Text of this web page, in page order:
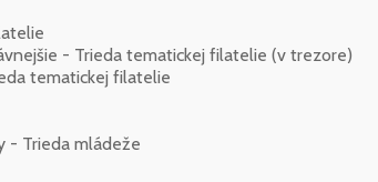
- Trieda tematickej filatelie (v trezore)
tematickej filatelie
- Trieda mládeže